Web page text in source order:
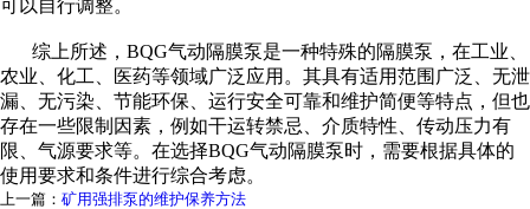
可以自行调整。
综上所述，BQG气动隔膜泵是一种特殊的隔膜泵，在工业、
农业、化工、医药等领域广泛应用。其具有适用范围广泛、无泄
漏、无污染、节能环保、运行安全可靠和维护简便等特点，但也
存在一些限制因素，例如干运转禁忌、介质特性、传动压力有
限、气源要求等。在选择BQG气动隔膜泵时，需要根据具体的
使用要求和条件进行综合考虑。
上一篇： 矿用强排泵的维护保养方法